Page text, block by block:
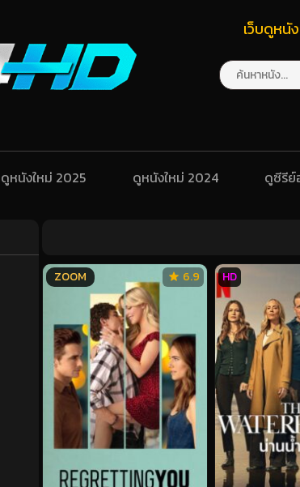
เว็บดูหนั
ดูหนังใหม่ 2025 ดูหนังใหม่ 2024 ดูซีรีย์
6.9
ZOOM HD